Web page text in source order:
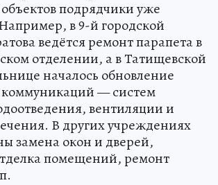
подрядчики уже
в 9-й городской
ведётся ремонт парапета в
отделении, а в Татищевской
началось обновление
— систем
вентиляции и
В других учреждениях
замена окон и дверей,
помещений, ремонт